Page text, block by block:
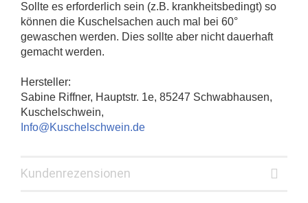
Sollte es erforderlich sein (z.B. krankheitsbedingt) so
können die Kuschelsachen auch mal bei 60°
gewaschen werden. Dies sollte aber nicht dauerhaft
gemacht werden.
Hersteller:
Sabine Riffner, Hauptstr. 1e, 85247 Schwabhausen,
Kuschelschwein,
Info@Kuschelschwein.de
Kundenrezensionen